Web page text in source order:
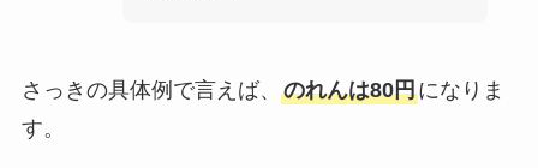
さっきの具体例で言えば、 のれんは80円になりま
す。